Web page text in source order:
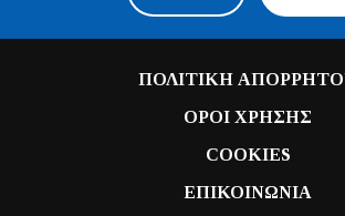
ΠΟΛΙΤΙΚΗ
ΟΡΟΙ ΧΡΗΣΗΣ
COOKIES
ΕΠΙΚΟΙΝΩΝΙΑ